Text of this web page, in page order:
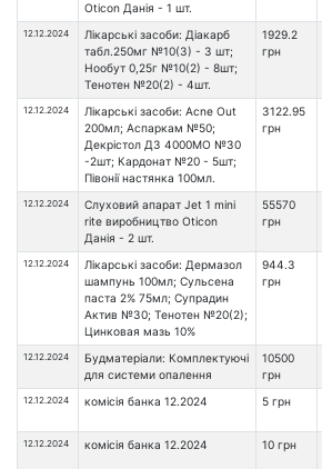
Oticon Данія - 1 шт.
12.12.2024
Лікарські засоби: Діакарб
табл.250мг №10(3) - 3 шт;
Нообут 0,25г №10(2) - 8шт;
Тенотен №20(2) - 4шт.
1929.2
грн
12.12.2024
Лікарські засоби: Acne Out
200мл; Аспаркам №50;
Декрістол Д3 4000МО №30
-2шт; Кардонат №20 - 5шт;
Півонії настянка 100мл.
3122.95
грн
12.12.2024
Слуховий апарат Jet 1 mini
rite виробництво Oticon
Данія - 2 шт.
55570
грн
12.12.2024
Лікарські засоби: Дермазол
шампунь 100мл; Сульсена
паста 2% 75мл; Супрадин
Актив №30; Тенотен №20(2);
Цинковая мазь 10%
944.3
грн
12.12.2024
Будматеріали: Комплектуючі
для системи опалення
10500
грн
12.12.2024 комісія банка 12.2024 5 грн
12.12.2024 комісія банка 12.2024 10 грн